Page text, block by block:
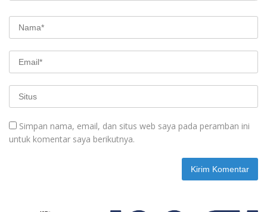
Simpan nama, email, dan situs web saya pada peramban ini
untuk komentar saya berikutnya.